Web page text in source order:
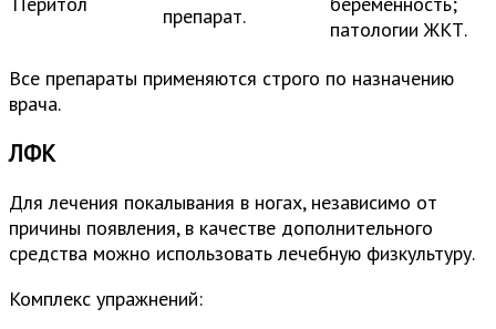
препарат.
патологии ЖКТ.
Все препараты применяются строго по назначению
врача.
ЛФК
Для лечения покалывания в ногах, независимо от
причины появления, в качестве дополнительного
средства можно использовать лечебную физкультуру.
Комплекс упражнений: